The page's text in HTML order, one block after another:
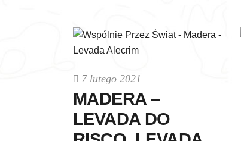
7 lutego 2021
MADERA –
LEVADA DO